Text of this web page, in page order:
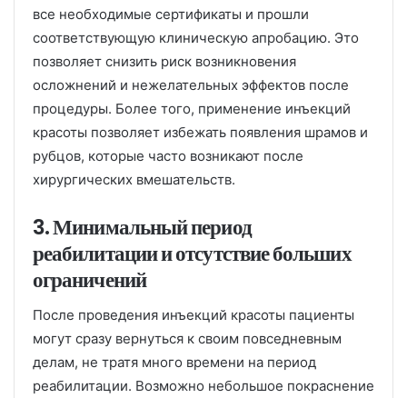
все необходимые сертификаты и прошли
соответствующую клиническую апробацию. Это
позволяет снизить риск возникновения
осложнений и нежелательных эффектов после
процедуры. Более того, применение инъекций
красоты позволяет избежать появления шрамов и
рубцов, которые часто возникают после
хирургических вмешательств.
3. Минимальный период
реабилитации и отсутствие больших
ограничений
После проведения инъекций красоты пациенты
могут сразу вернуться к своим повседневным
делам, не тратя много времени на период
реабилитации. Возможно небольшое покраснение